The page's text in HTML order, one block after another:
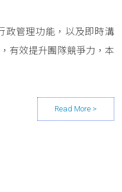
政管理功能，以及即時溝
有效提升團隊競爭力，本